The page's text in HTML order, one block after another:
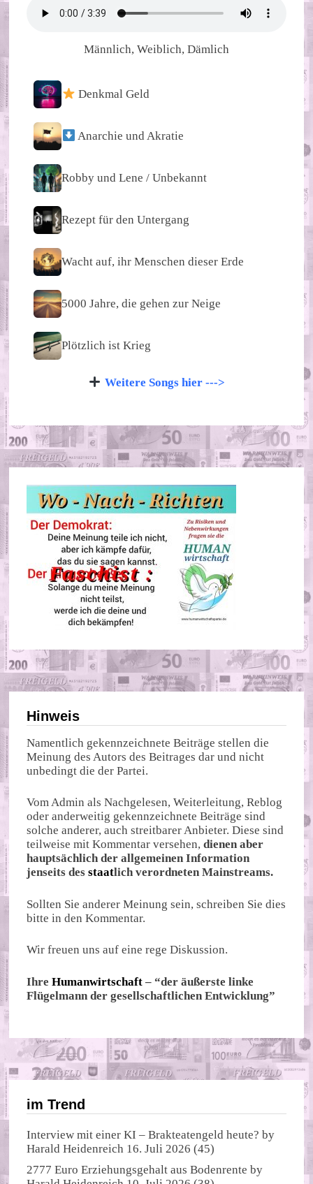
Männlich, Weiblich, Dämlich
Denkmal Geld
Anarchie und Akratie
Robby und Lene / Unbekannt
Rezept für den Untergang
Wacht auf, ihr Menschen dieser Erde
5000 Jahre, die gehen zur Neige
Plötzlich ist Krieg
Weitere Songs hier --->
Hinweis
Namentlich gekennzeichnete Beiträge stellen die
Meinung des Autors des Beitrages dar und nicht
unbedingt die der Partei.
Vom Admin als Nachgelesen, Weiterleitung, Reblog
oder anderweitig gekennzeichnete Beiträge sind
solche anderer, auch streitbarer Anbieter. Diese sind
teilweise mit Kommentar versehen,dienen aber
hauptsächlich der allgemeinen Information
jenseits desstaatlich verordneten Mainstreams.
Sollten Sie anderer Meinung sein, schreiben Sie dies
bitte in den Kommentar.
Wir freuen uns auf eine rege Diskussion.
IhreHumanwirtschaft – “der äußerste linke
Flügelmann der gesellschaftlichen Entwicklung”
im Trend
Interview mit einer KI – Brakteatengeld heute? by
Harald Heidenreich 16. Juli 2026 (45)
2777 Euro Erziehungsgehalt aus Bodenrente by